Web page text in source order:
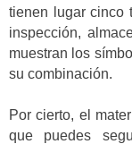
tienen lugar cinco
inspección,
muestran los
su combinación.
Por cierto, el
que puedes